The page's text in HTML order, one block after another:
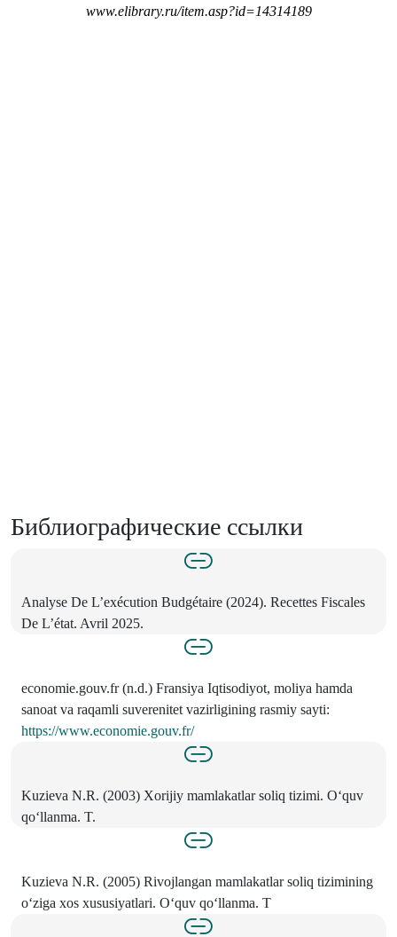
www.elibrary.ru/item.asp?id=14314189
Библиографические ссылки
Analyse De L’exécution Budgétaire (2024). Recettes Fiscales
De L’état. Avril 2025.
economie.gouv.fr (n.d.) Fransiya Iqtisodiyot, moliya hamda
sanoat va raqamli suverenitet vazirligining rasmiy sayti:
https://www.economie.gouv.fr/
Kuzieva N.R. (2003) Xorijiy mamlakatlar soliq tizimi. Oʻquv
qoʻllanma. T.
Kuzieva N.R. (2005) Rivojlangan mamlakatlar soliq tizimining
oʻziga xos xususiyatlari. Oʻquv qoʻllanma. T